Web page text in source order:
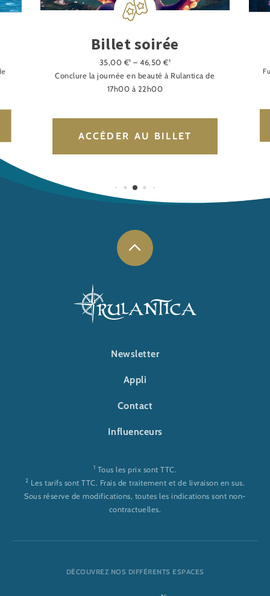
Billet soirée
35,00 €¹ – 46,50 €¹
Conclure la journée en beauté à Rulantica de
17h00 à 22h00
ACCÉDER AU BILLET
FOOTER-RULANTICA
Newsletter
Appli
Contact
Influenceurs
1 Tous les prix sont TTC.
2 Les tarifs sont TTC. Frais de traitement et de livraison en sus.
Sous réserve de modifications, toutes les indications sont non-
contractuelles.
DÉCOUVREZ NOS DIFFÉRENTS ESPACES